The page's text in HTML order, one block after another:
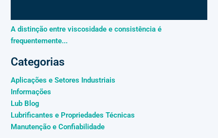
A distinção entre viscosidade e consistência é
frequentemente...
Categorias
Aplicações e Setores Industriais
Informações
Lub Blog
Lubrificantes e Propriedades Técnicas
Manutenção e Confiabilidade